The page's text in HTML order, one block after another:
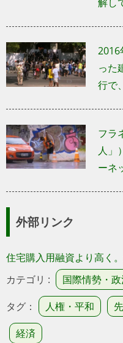
2016
った
行で
フラ
人」
ーネ
外部リンク
住宅購入用融資より高く
カテゴリ :
国際情勢・
タグ：
人権・平和
経済